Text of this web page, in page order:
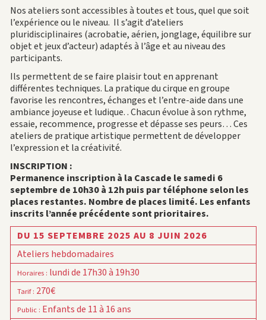
Nos ateliers sont accessibles à toutes et tous, quel que soit
l’expérience ou le niveau. Il s’agit d’ateliers
pluridisciplinaires (acrobatie, aérien, jonglage, équilibre sur
objet et jeux d’acteur) adaptés à l’âge et au niveau des
participants.
Ils permettent de se faire plaisir tout en apprenant
différentes techniques. La pratique du cirque en groupe
favorise les rencontres, échanges et l’entre-aide dans une
ambiance joyeuse et ludique..Chacun évolue à son rythme,
essaie, recommence, progresse et dépasse ses peurs… Ces
ateliers de pratique artistique permettent de développer
l’expression et la créativité.
INSCRIPTION :
Permanence inscription à la Cascade le samedi 6
septembre de 10h30 à 12h puis par téléphone selon les
places restantes. Nombre de places limité. Les enfants
inscrits l’année précédente sont prioritaires.
DU 15 SEPTEMBRE 2025 AU 8 JUIN 2026
Ateliers hebdomadaires
Horaires: lundi de 17h30 à 19h30
Tarif: 270€
Public: Enfants de 11 à 16 ans